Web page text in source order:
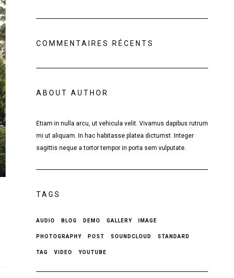
COMMENTAIRES RÉCENTS
ABOUT AUTHOR
Etiam in nulla arcu, ut vehicula velit. Vivamus dapibus rutrum
mi ut aliquam. In hac habitasse platea dictumst. Integer
sagittis neque a tortor tempor in porta sem vulputate.
TAGS
AUDIO BLOG DEMO GALLERY IMAGE
PHOTOGRAPHY POST SOUNDCLOUD STANDARD
TAG VIDEO YOUTUBE